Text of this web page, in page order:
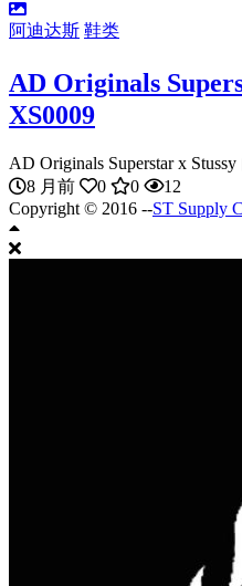
阿迪达斯 鞋类
AD Originals
XS0009
AD Originals Superstar x
8 月前
0 0
12
Copyright © 2016 --ST Supply